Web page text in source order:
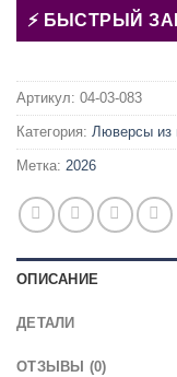
БЫСТРЫЙ
Артикул: 04-03-083
Категория: Люверсы из
Метка: 2026
ОПИСАНИЕ
ДЕТАЛИ
ОТЗЫВЫ (0)